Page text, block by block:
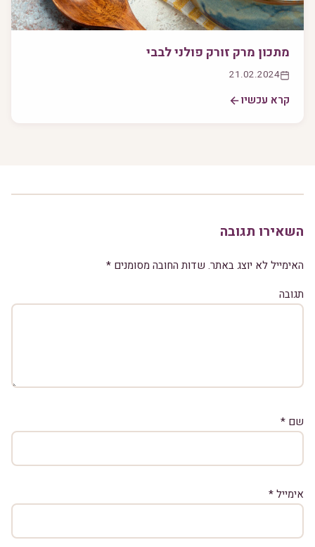
מתכון מרק זורק פולני לבבי
21.02.2024
קרא עכשיו
השאירו תגובה
האימייל לא יוצג באתר. שדות החובה מסומנים *
תגובה
שם *
אימייל*